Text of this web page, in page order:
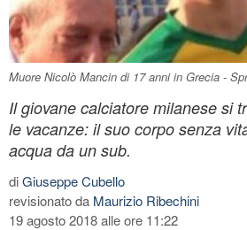
Muore Nicolò Mancin di 17 anni in Grecia -
Il giovane calciatore milanese si
le vacanze: il suo corpo senza
acqua da un sub.
diGiuseppe Cubello
revisionato da Maurizio Ribechini
19 agosto 2018 alle ore 11:22